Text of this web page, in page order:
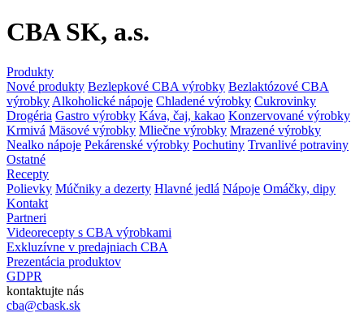
CBA SK, a.s.
Produkty
Nové produkty Bezlepkové CBA výrobky Bezlaktózové CBA
výrobky Alkoholické nápoje Chladené výrobky Cukrovinky
Drogéria Gastro výrobky Káva, čaj, kakao Konzervované výrobky
Krmivá Mäsové výrobky Mliečne výrobky Mrazené výrobky
Nealko nápoje Pekárenské výrobky Pochutiny Trvanlivé potraviny
Ostatné
Recepty
Polievky Múčniky a dezerty Hlavné jedlá Nápoje Omáčky, dipy
Kontakt
Partneri
Videorecepty s CBA výrobkami
Exkluzívne v predajniach CBA
Prezentácia produktov
GDPR
kontaktujte nás
cba@cbask.sk